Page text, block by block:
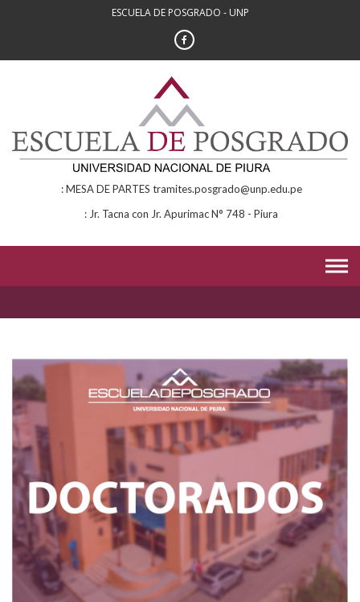
ESCUELA DE POSGRADO - UNP
MESA DE PARTES tramites.posgrado@unp.edu.pe
Jr. Tacna con Jr. Apurimac N° 748 - Piura